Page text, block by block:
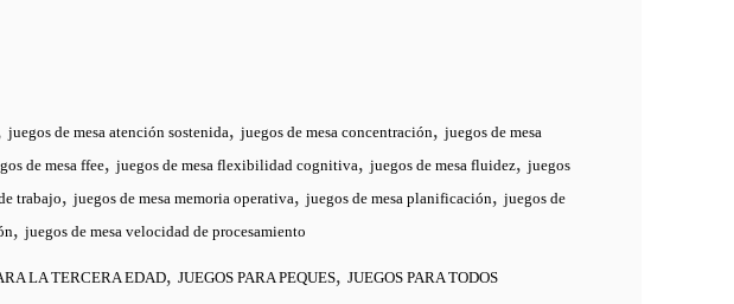
juegos de mesa atención sostenida, juegos de mesa concentración, juegos de mesa
de mesa ffee, juegos de mesa flexibilidad cognitiva, juegos de mesa fluidez, juegos
trabajo, juegos de mesa memoria operativa, juegos de mesa planificación, juegos de
, juegos de mesa velocidad de procesamiento
LA TERCERA EDAD, JUEGOS PARA PEQUES, JUEGOS PARA TODOS